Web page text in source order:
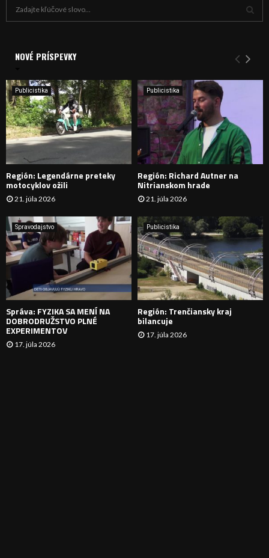
i
e
:
Y
H
D
A
N
I
E
NOVÉ PRÍSPEVKY
Publicistika
Región: Legendárne preteky
motocyklov ožili
21. júla 2026
Publicistika
Región: Richard Autner na
Nitrianskom hrade
21. júla 2026
Spravodajstvo
Správa: FYZIKA SA MENÍ NA
DOBRODRUŽSTVO PLNÉ
EXPERIMENTOV
17. júla 2026
Publicistika
Región: Trenčiansky kraj
bilancuje
17. júla 2026